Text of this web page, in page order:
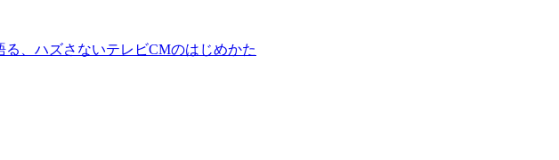
、ハズさないテレビCMのはじめかた